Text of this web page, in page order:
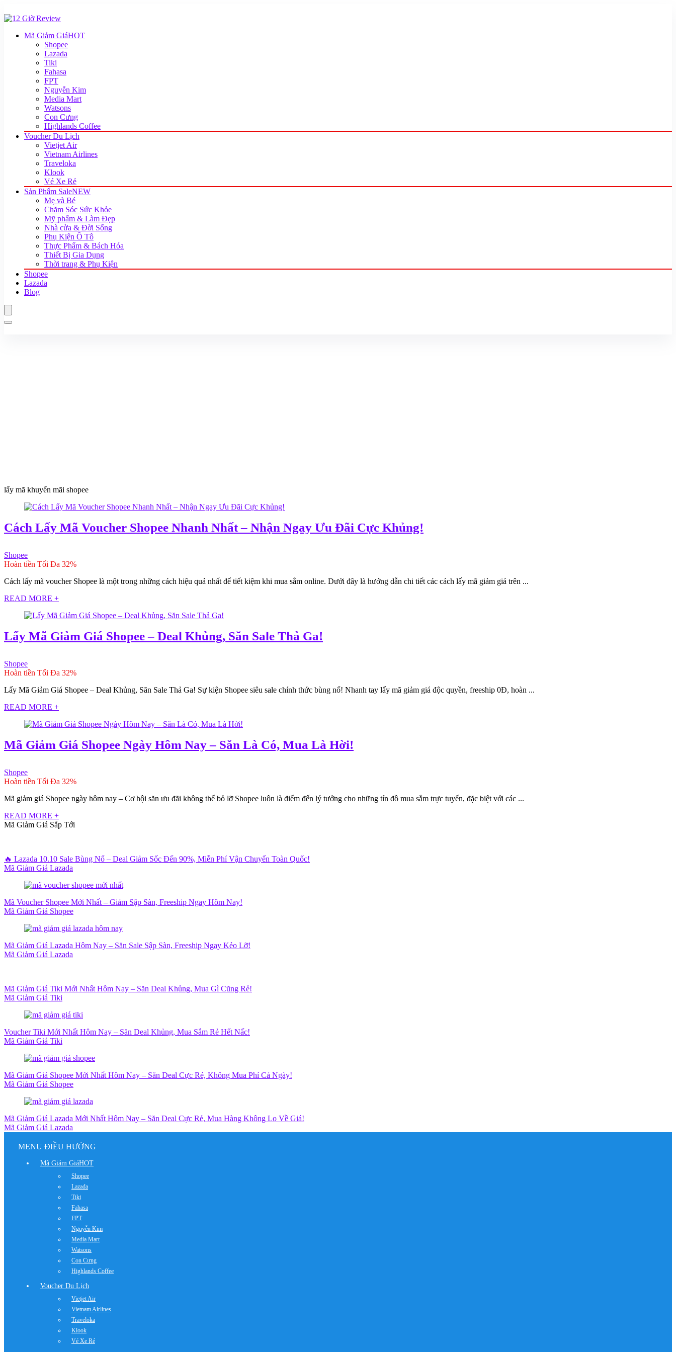
Mã Giảm GiáHOT
Shopee
Lazada
Tiki
Fahasa
FPT
Nguyễn Kim
Media Mart
Watsons
Con Cưng
Highlands Coffee
Voucher Du Lịch
Vietjet Air
Vietnam Airlines
Traveloka
Klook
Vé Xe Rẻ
Sản Phẩm SaleNEW
Mẹ và Bé
Chăm Sóc Sức Khỏe
Mỹ phẩm & Làm Đẹp
Nhà cửa & Đời Sống
Phụ Kiện Ô Tô
Thực Phẩm & Bách Hóa
Thiết Bị Gia Dụng
Thời trang & Phụ Kiện
Shopee
Lazada
Blog
lấy mã khuyến mãi shopee
Cách Lấy Mã Voucher Shopee Nhanh Nhất – Nhận Ngay Ưu Đãi Cực Khủng!
Shopee
Hoàn tiền Tối Đa 32%
Cách lấy mã voucher Shopee là một trong những cách hiệu quả nhất để tiết kiệm khi mua sắm online. Dưới đây là hướng dẫn chi tiết các cách lấy mã giảm giá trên ...
READ MORE +
Lấy Mã Giảm Giá Shopee – Deal Khủng, Săn Sale Thả Ga!
Shopee
Hoàn tiền Tối Đa 32%
Lấy Mã Giảm Giá Shopee – Deal Khủng, Săn Sale Thả Ga! Sự kiện Shopee siêu sale chính thức bùng nổ! Nhanh tay lấy mã giảm giá độc quyền, freeship 0Đ, hoàn ...
READ MORE +
Mã Giảm Giá Shopee Ngày Hôm Nay – Săn Là Có, Mua Là Hời!
Shopee
Hoàn tiền Tối Đa 32%
Mã giảm giá Shopee ngày hôm nay – Cơ hội săn ưu đãi không thể bỏ lỡ Shopee luôn là điểm đến lý tưởng cho những tín đồ mua sắm trực tuyến, đặc biệt với các ...
READ MORE +
Mã Giảm Giá Sắp Tới
🔥 Lazada 10.10 Sale Bùng Nổ – Deal Giảm Sốc Đến 90%, Miễn Phí Vận Chuyển Toàn Quốc!
Mã Giảm Giá Lazada
Mã Voucher Shopee Mới Nhất – Giảm Sập Sàn, Freeship Ngay Hôm Nay!
Mã Giảm Giá Shopee
Mã Giảm Giá Lazada Hôm Nay – Săn Sale Sập Sàn, Freeship Ngay Kẻo Lỡ!
Mã Giảm Giá Lazada
Mã Giảm Giá Tiki Mới Nhất Hôm Nay – Săn Deal Khủng, Mua Gì Cũng Rẻ!
Mã Giảm Giá Tiki
Voucher Tiki Mới Nhất Hôm Nay – Săn Deal Khủng, Mua Sắm Rẻ Hết Nấc!
Mã Giảm Giá Tiki
Mã Giảm Giá Shopee Mới Nhất Hôm Nay – Săn Deal Cực Rẻ, Không Mua Phí Cả Ngày!
Mã Giảm Giá Shopee
Mã Giảm Giá Lazada Mới Nhất Hôm Nay – Săn Deal Cực Rẻ, Mua Hàng Không Lo Về Giá!
Mã Giảm Giá Lazada
MENU ĐIỀU HƯỚNG
Mã Giảm GiáHOT
Shopee
Lazada
Tiki
Fahasa
FPT
Nguyễn Kim
Media Mart
Watsons
Con Cưng
Highlands Coffee
Voucher Du Lịch
Vietjet Air
Vietnam Airlines
Traveloka
Klook
Vé Xe Rẻ